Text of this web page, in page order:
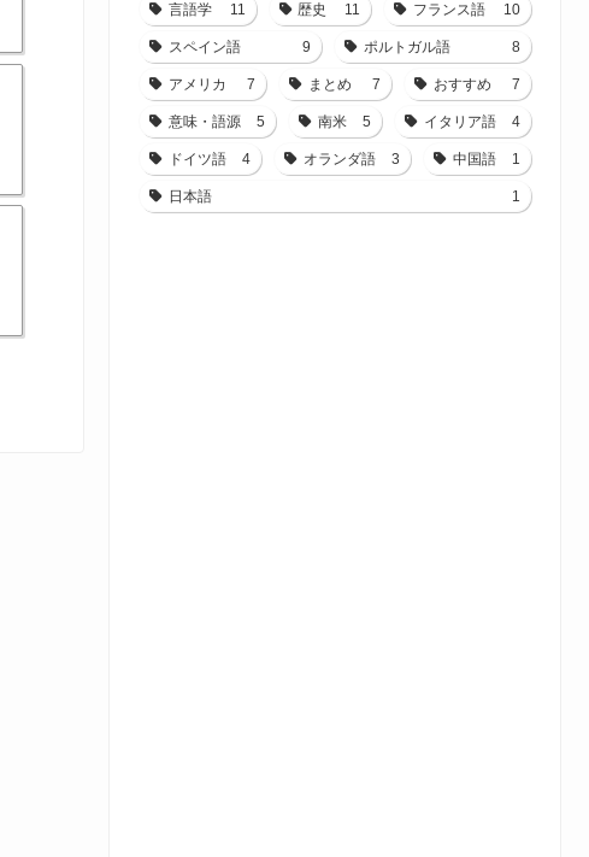
言語学 11 歴史 11 フランス語 10
スペイン語 9 ポルトガル語 8
アメリカ 7 まとめ 7 おすすめ 7
意味・語源 5 南米 5 イタリア語 4
ドイツ語 4 オランダ語 3 中国語 1
日本語 1